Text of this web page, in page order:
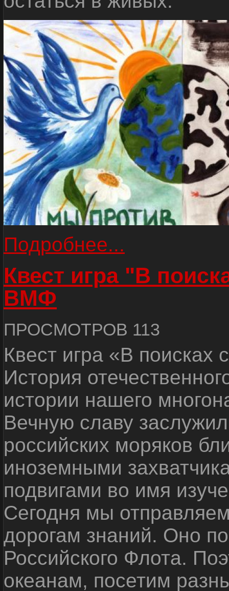
Подробнее...
Квест игра "В
ВМФ
ПРОСМОТРОВ 113
Квест игра «В
История
истории нашего
Вечную славу
российских моряков
иноземными
подвигами во имя
Сегодня мы
дорогам знаний. Оно
Российского Флота.
океанам, посетим